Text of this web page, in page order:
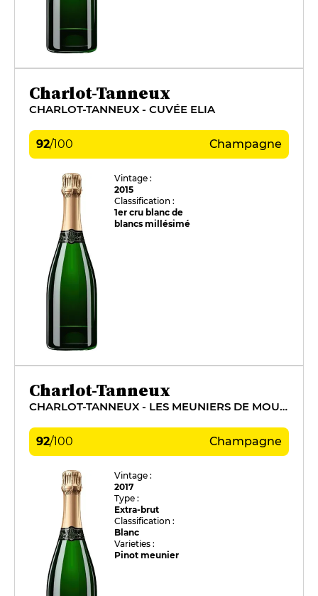
Charlot-Tanneux
CHARLOT-TANNEUX - CUVÉE ELIA
92/100 Champagne
Vintage :
2015
Classification :
1er cru blanc de
blancs millésimé
Charlot-Tanneux
CHARLOT-TANNEUX - LES MEUNIERS DE MOUSSY
92/100 Champagne
Vintage :
2017
Type :
Extra-brut
Classification :
Blanc
Varieties :
Pinot meunier